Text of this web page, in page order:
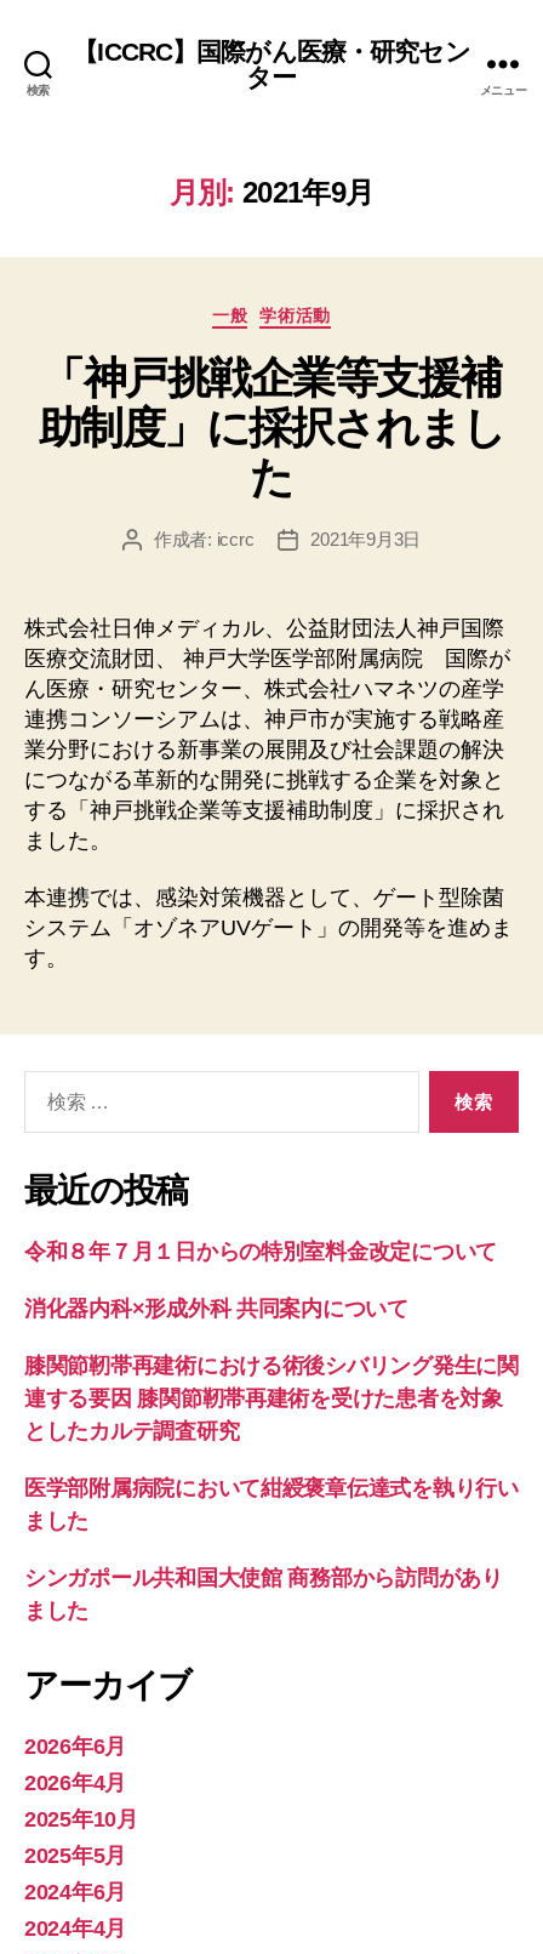
検索
【ICCRC】国際がん医療・研究セン
ター
メニュー
月別: 2021年9月
カ
ゴ
リ
ー
一般 学術活動
「神戸挑戦企業等支援補
助制度」に採択されまし
た
投 作成者: iccrc
投
2021年9月3日
株式会社日伸メディカル、公益財団法人神戸国際
医療交流財団、 神戸大学医学部附属病院 国際が
ん医療・研究センター、株式会社ハマネツの産学
連携コンソーシアムは、神戸市が実施する戦略産
業分野における新事業の展開及び社会課題の解決
につながる革新的な開発に挑戦する企業を対象と
する「神戸挑戦企業等支援補助制度」に採択され
ました。
本連携では、感染対策機器として、ゲート型除菌
システム「オゾネアUVゲート」の開発等を進めま
す。
象:
最近の投稿
令和８年７月１日からの特別室料金改定について
消化器内科×形成外科 共同案内について
膝関節靭帯再建術における術後シバリング発生に関
連する要因 膝関節靭帯再建術を受けた患者を対象
としたカルテ調査研究
医学部附属病院において紺綬褒章伝達式を執り行い
ました
シンガポール共和国大使館 商務部から訪問があり
ました
アーカイブ
2026年6月
2026年4月
2025年10月
2025年5月
2024年6月
2024年4月